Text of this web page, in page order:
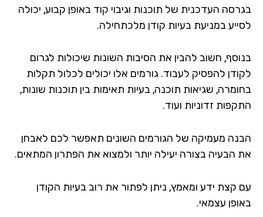
העדכנית של תוכנות וגיבוי קוד באופן קבוע, יכולה
במניעת בעיות קודן מלכתחילה.
חשוב להבין את הסיבות השונות שיכולות לגרום
להפסיק לעבוד. גורמים אלו יכולים לכלול תקלות
שגיאות תוכנה, בעיות תאימות בין תוכנות שונות,
זדוניות ועוד.
מעמיקה של הגורמים השונים תאפשר לכם לאבחן
הבעיה בצורה יעילה יותר ולמצוא את הפתרון המתאים.
קצת ידע ומאמץ, ניתן לפתור את רוב בעיות הקודן
עצמאי.